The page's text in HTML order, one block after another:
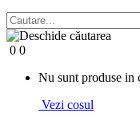
0 0
Nu sunt produse in
Vezi cosul